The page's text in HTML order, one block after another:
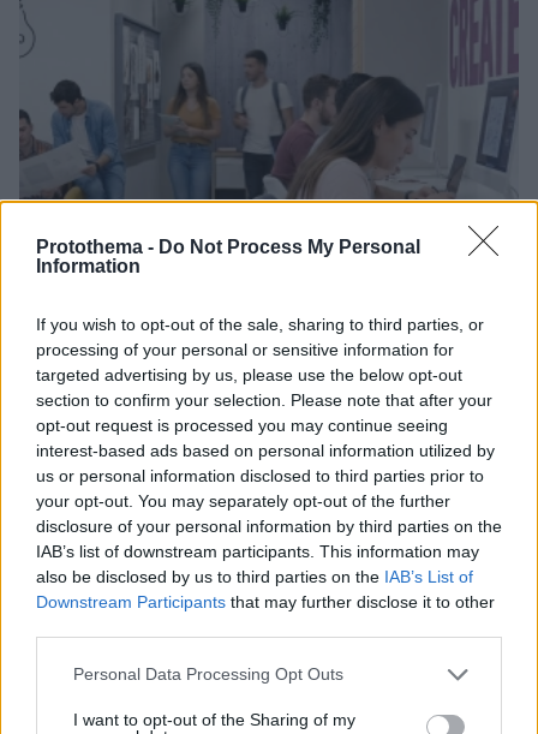
Protothema - Do Not Process My Personal
Information
If you wish to opt-out of the sale, sharing to third parties, or
processing of your personal or sensitive information for
targeted advertising by us, please use the below opt-out
section to confirm your selection. Please note that after your
opt-out request is processed you may continue seeing
interest-based ads based on personal information utilized by
us or personal information disclosed to third parties prior to
your opt-out. You may separately opt-out of the further
disclosure of your personal information by third parties on the
IAB’s list of downstream participants. This information may
also be disclosed by us to third parties on the IAB’s List of
Downstream Participants that may further disclose it to other
Please note that this website/app uses one or more Google
not limited to your visit or usage behaviour. You may click to
Personal Data Processing Opt Outs
I want to opt-out of the Sharing of my
Κάτι αλλάζει στον χάρτη της πανεπιστημιακής εκπαίδευσης
στην Ελλάδα
03.08.2026, 11:06
Εθνική Τράπεζα: Η κορυφαία επιλογή για τη χρηματοδότηση
μεγάλων έργων
30.07.2026, 15:25
Διασκεδάζουμε υπεύθυνα, επιστρέφουμε με ασφάλεια
29.07.2026, 09:39
ΡΟΗ ΕΙΔΗΣΕΩΝ